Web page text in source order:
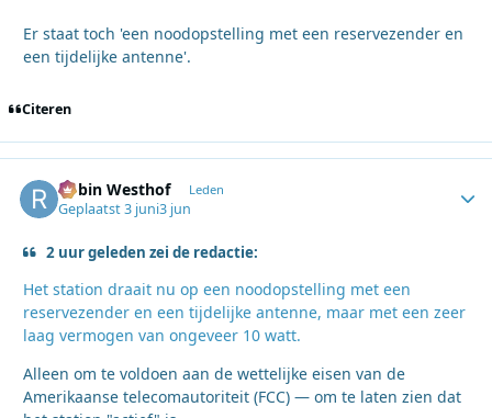
Er staat toch 'een noodopstelling met een reservezender en
een tijdelijke antenne'.
Citeren
Robin Westhof Leden
Geplaatst3 juni3 jun
2 uur geleden zei de redactie:
Het station draait nu op een noodopstelling met een
reservezender en een tijdelijke antenne, maar met een zeer
laag vermogen van ongeveer 10 watt.
Alleen om te voldoen aan de wettelijke eisen van de
Amerikaanse telecomautoriteit (FCC) — om te laten zien dat